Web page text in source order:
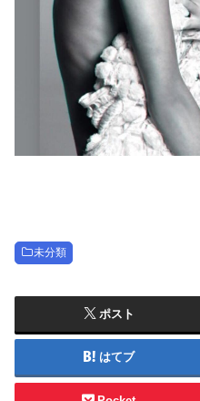
未分類
ポスト
はてブ